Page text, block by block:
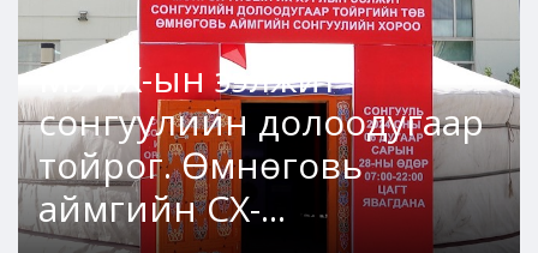
МУИХ-ын ээлжит
сонгуулийн долоодугаар
тойрог. Өмнөговь
аймгийн СХ-...